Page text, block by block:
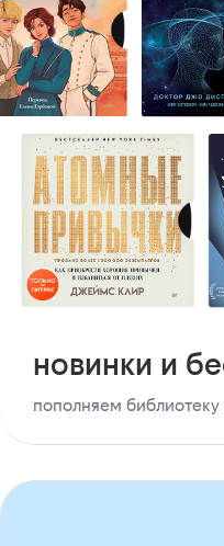
новинки и
пополняем